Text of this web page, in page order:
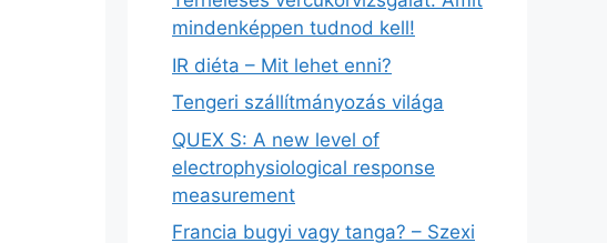
mindenképpen tudnod kell!
IR diéta – Mit lehet enni?
Tengeri szállítmányozás világa
QUEX S: A new level of
electrophysiological response
measurement
Francia bugyi vagy tanga? – Szexi